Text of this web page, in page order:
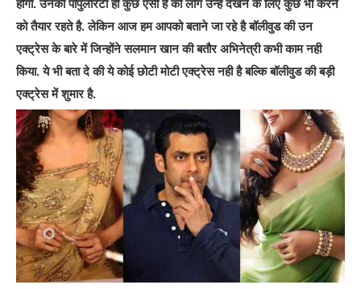
होगी. उनकी पॉपुलैरिटी ही कुछ ऐसी है की लोग उन्हें देखने के लिए कुछ भी करने
को तैयार रहते है. लेकिन आज हम आपको बताने जा रहे है बॉलीवुड की उन
एक्ट्रेस के बारे में जिन्होंने सलमान खान की बतौर अभिनेत्री कभी काम नही
किया. ये भी बता दे की ये कोई छोटी मोटी एक्ट्रेस नही है बल्कि बॉलीवुड की बड़ी
एक्ट्रेस में शुमार है.